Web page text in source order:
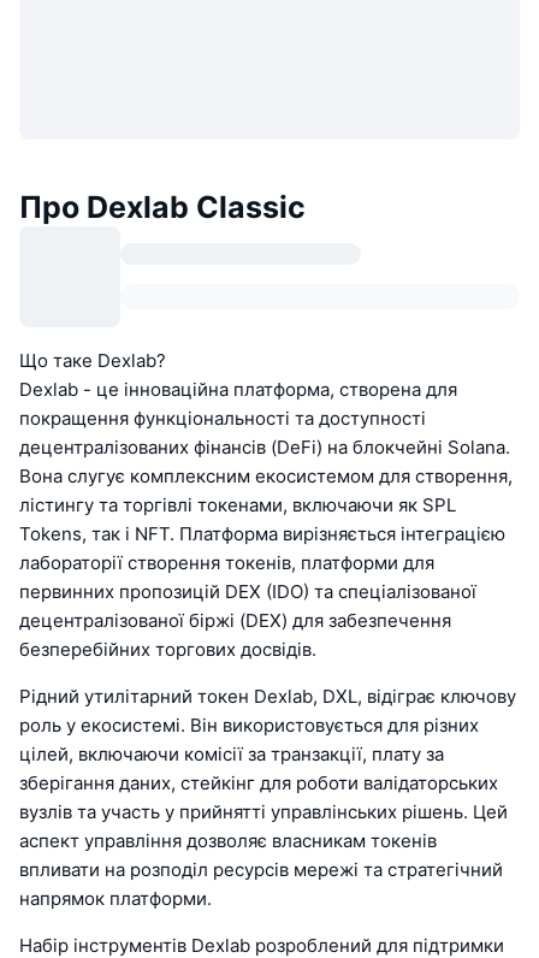
Про Dexlab Classic
Що таке Dexlab?
Dexlab - це інноваційна платформа, створена для
покращення функціональності та доступності
децентралізованих фінансів (DeFi) на блокчейні Solana.
Вона слугує комплексним екосистемом для створення,
лістингу та торгівлі токенами, включаючи як SPL
Tokens, так і NFT. Платформа вирізняється інтеграцією
лабораторії створення токенів, платформи для
первинних пропозицій DEX (IDO) та спеціалізованої
децентралізованої біржі (DEX) для забезпечення
безперебійних торгових досвідів.
Рідний утилітарний токен Dexlab, DXL, відіграє ключову
роль у екосистемі. Він використовується для різних
цілей, включаючи комісії за транзакції, плату за
зберігання даних, стейкінг для роботи валідаторських
вузлів та участь у прийнятті управлінських рішень. Цей
аспект управління дозволяє власникам токенів
впливати на розподіл ресурсів мережі та стратегічний
напрямок платформи.
Набір інструментів Dexlab розроблений для підтримки